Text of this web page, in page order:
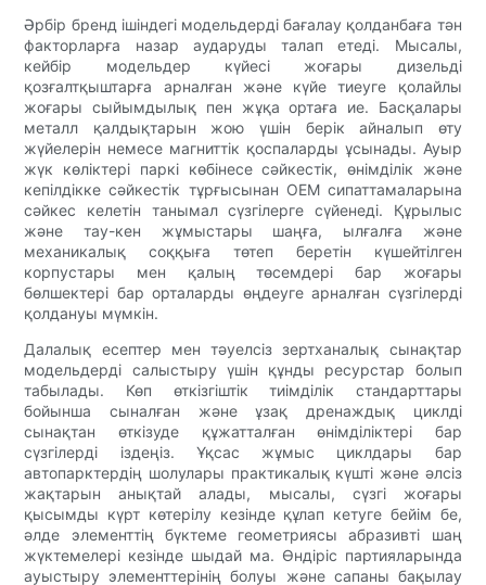
Әрбір бренд ішіндегі модельдерді бағалау қолданбаға тән
факторларға назар аударуды талап етеді. Мысалы,
кейбір модельдер күйесі жоғары дизельді
қозғалтқыштарға арналған және күйе тиеуге қолайлы
жоғары сыйымдылық пен жұқа ортаға ие. Басқалары
металл қалдықтарын жою үшін берік айналып өту
жүйелерін немесе магниттік қоспаларды ұсынады. Ауыр
жүк көліктері паркі көбінесе сәйкестік, өнімділік және
кепілдікке сәйкестік тұрғысынан OEM сипаттамаларына
сәйкес келетін танымал сүзгілерге сүйенеді. Құрылыс
және тау-кен жұмыстары шаңға, ылғалға және
механикалық соққыға төтеп беретін күшейтілген
корпустары мен қалың төсемдері бар жоғары
бөлшектері бар орталарды өңдеуге арналған сүзгілерді
қолдануы мүмкін.
Далалық есептер мен тәуелсіз зертханалық сынақтар
модельдерді салыстыру үшін құнды ресурстар болып
табылады. Көп өткізгіштік тиімділік стандарттары
бойынша сыналған және ұзақ дренаждық циклді
сынақтан өткізуде құжатталған өнімділіктері бар
сүзгілерді іздеңіз. Ұқсас жұмыс циклдары бар
автопарктердің шолулары практикалық күшті және әлсіз
жақтарын анықтай алады, мысалы, сүзгі жоғары
қысымды күрт көтерілу кезінде құлап кетуге бейім бе,
әлде элементтің бүктеме геометриясы абразивті шаң
жүктемелері кезінде шыдай ма. Өндіріс партияларында
ауыстыру элементтерінің болуы және сапаны бақылау